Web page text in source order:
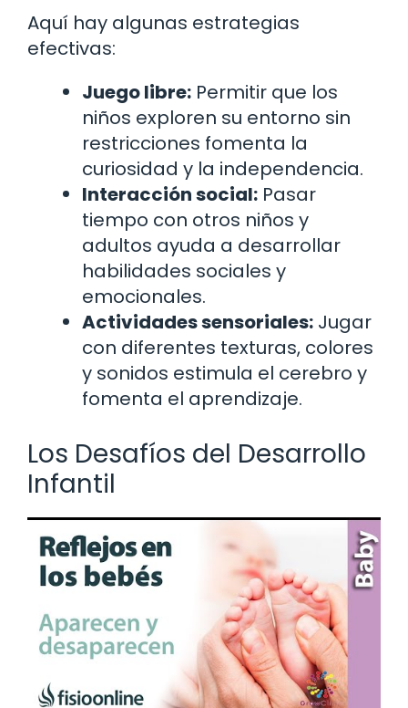
Aquí hay algunas estrategias
efectivas:
Juego libre: Permitir que los
niños exploren su entorno sin
restricciones fomenta la
curiosidad y la independencia.
Interacción social: Pasar
tiempo con otros niños y
adultos ayuda a desarrollar
habilidades sociales y
emocionales.
Actividades sensoriales: Jugar
con diferentes texturas, colores
y sonidos estimula el cerebro y
fomenta el aprendizaje.
Los Desafíos del Desarrollo
Infantil